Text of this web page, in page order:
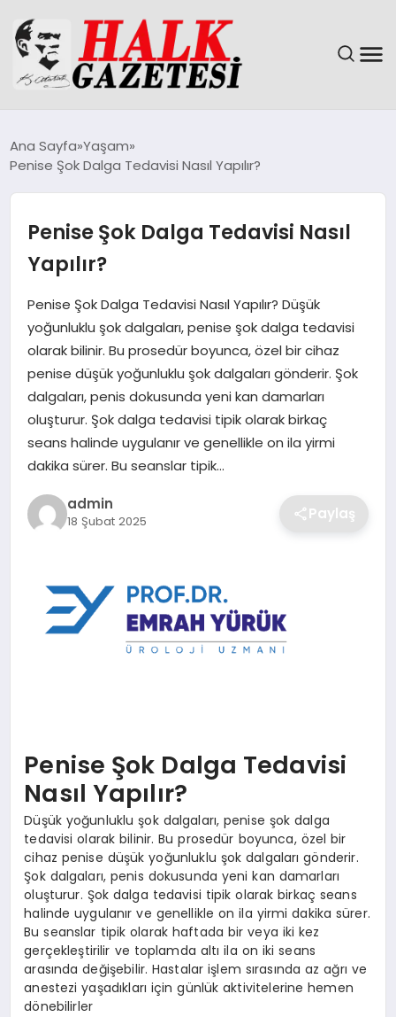
DÜNYA
EĞITIM
EKONOMI
MAGAZIN
SIYASET
TEKNOLOJI
Ana Sayfa Yaşam
Penise Şok Dalga Tedavisi Nasıl Yapılır?
Penise Şok Dalga Tedavisi Nasıl
Yapılır?
Penise Şok Dalga Tedavisi Nasıl Yapılır? Düşük
yoğunluklu şok dalgaları, penise şok dalga tedavisi
olarak bilinir. Bu prosedür boyunca, özel bir cihaz
penise düşük yoğunluklu şok dalgaları gönderir. Şok
dalgaları, penis dokusunda yeni kan damarları
oluşturur. Şok dalga tedavisi tipik olarak birkaç
seans halinde uygulanır ve genellikle on ila yirmi
dakika sürer. Bu seanslar tipik…
admin
18 Şubat 2025 Paylaş
Penise Şok Dalga Tedavisi
Nasıl Yapılır?
Düşük yoğunluklu şok dalgaları, penise şok dalga
tedavisi olarak bilinir. Bu prosedür boyunca, özel bir
cihaz penise düşük yoğunluklu şok dalgaları gönderir.
Şok dalgaları, penis dokusunda yeni kan damarları
oluşturur. Şok dalga tedavisi tipik olarak birkaç seans
halinde uygulanır ve genellikle on ila yirmi dakika sürer.
Bu seanslar tipik olarak haftada bir veya iki kez
gerçekleştirilir ve toplamda altı ila on iki seans
arasında değişebilir. Hastalar işlem sırasında az ağrı ve
anestezi yaşadıkları için günlük aktivitelerine hemen
dönebilirler